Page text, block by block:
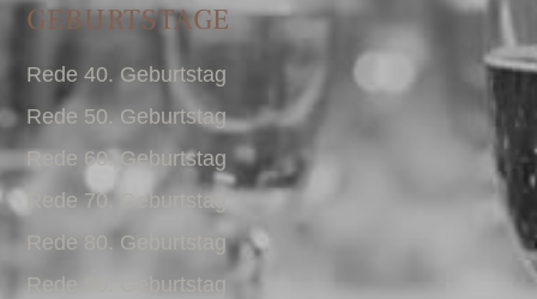
GEBURTSTAGE
Rede 40. Geburtstag
Rede 50. Geburtstag
Rede 60. Geburtstag
Rede 70. Geburtstag
Rede 80. Geburtstag
Rede 90. Geburtstag